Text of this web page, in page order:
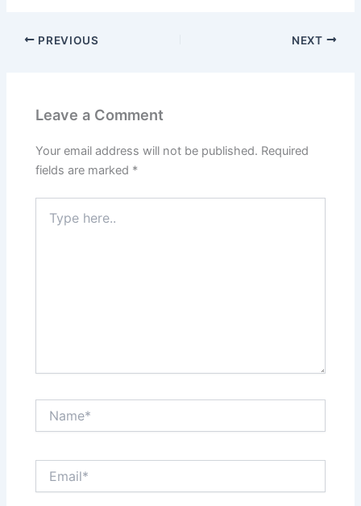
PREVIOUS NEXT
Leave a Comment
Your email address will not be published. Required
fields are marked *
here..